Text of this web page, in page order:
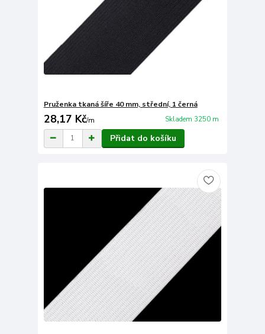
Pruženka tkaná šíře 40 mm, střední, 1 černá
28,17 Kč/m Skladem 3250 m
Přidat do košíku